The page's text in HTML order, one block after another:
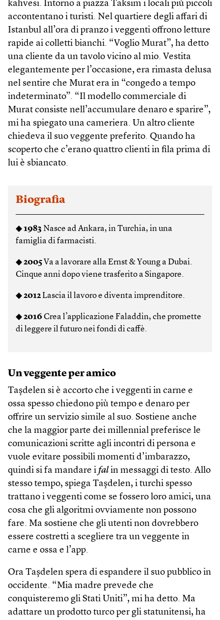
kahvesi. Intorno a piazza Taksim i locali più piccoli
accontentano i turisti. Nel quartiere degli affari di
Istanbul all’ora di pranzo i veggenti offrono letture
rapide ai colletti bianchi. “Voglio Murat”, ha detto
una cliente da un tavolo vicino al mio. Vestita
elegantemente per l’occasione, era rimasta delusa
nel sentire che Murat era in “congedo a tempo
indeterminato”. “Il modello commerciale di
Murat consiste nell’accumulare denaro e sparire”,
mi ha spiegato una cameriera. Un altro cliente
chiedeva il suo veggente preferito. Quando ha
scoperto che c’erano quattro clienti in fila prima di
lui è sbiancato.
Biografia
◆1983 Nasce ad Ankara, in Turchia, in una
famiglia di farmacisti.
◆2005 Va a lavorare alla Ernst & Young a Dubai.
Cinque anni dopo viene trasferito a Singapore.
◆2012Lascia il lavoro e diventa imprenditore.
◆2016Crea l’applicazione Faladdin, che promette
di leggere il futuro nei fondi di caffè.
Un veggente per amico
Taşdelen si è accorto che i veggenti in carne e
ossa spesso chiedono più tempo e denaro per
offrire un servizio simile al suo. Sostiene anche
che la maggior parte dei millennial preferisce le
comunicazioni scritte agli incontri di persona e
vuole evitare possibili momenti d’imbarazzo,
quindi si fa mandare i fal in messaggi di testo. Allo
stesso tempo, spiega Taşdelen, i turchi spesso
trattano i veggenti come se fossero loro amici, una
cosa che gli algoritmi ovviamente non possono
fare. Ma sostiene che gli utenti non dovrebbero
essere costretti a scegliere tra un veggente in
carne e ossa e l’app.
Ora Taşdelen spera di espandere il suo pubblico in
occidente. “Mia madre prevede che
conquisteremo gli Stati Uniti”, mi ha detto. Ma
adattare un prodotto turco per gli statunitensi, ha